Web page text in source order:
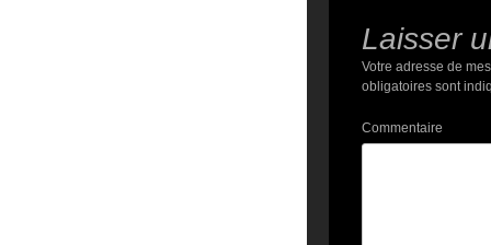
Laisser
Votre adresse de
obligatoires sont
Commentaire